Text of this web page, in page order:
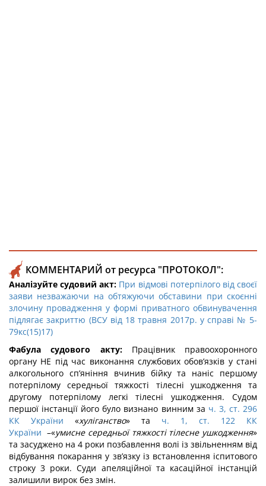
КОММЕНТАРИЙ от ресурса "ПРОТОКОЛ":
Аналізуйте судовий акт: При відмові потерпілого від своєї
заяви незважаючи на обтяжуючи обставини при скоєнні
злочину провадження у формі приватного обвинувачення
підлягає закриттю (ВСУ від 18 травня 2017р. у справі № 5-
79кс(15)17)
Фабула судового акту: Працівник правоохоронного
органу НЕ під час виконання службових обов’язків у стані
алкогольного сп’яніння вчинив бійку та наніс першому
потерпілому середньої тяжкості тілесні ушкодження та
другому потерпілому легкі тілесні ушкодження. Судом
першої інстанції його було визнано винним за ч. 3, ст. 296
КК України «хуліганство» та ч. 1, ст. 122 КК
України –«умисне середньої тяжкості тілесне ушкодження»
та засуджено на 4 роки позбавлення волі із звільненням від
відбування покарання у зв’язку із встановлення іспитового
строку 3 роки. Суди апеляційної та касаційної інстанцій
залишили вирок без змін.